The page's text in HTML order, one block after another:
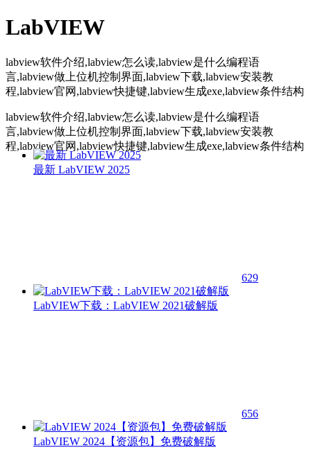
LabVIEW
labview软件介绍,labview怎么读,labview是什么编程语
言,labview做上位机控制界面,labview下载,labview安装教
程,labview官网,labview快捷键,labview生成exe,labview条件结构
labview软件介绍,labview怎么读,labview是什么编程语
言,labview做上位机控制界面,labview下载,labview安装教
程,labview官网,labview快捷键,labview生成exe,labview条件结构
最新 LabVIEW 2025
629
LabVIEW下载：LabVIEW 2021破解版
656
LabVIEW 2024【资源包】免费破解版